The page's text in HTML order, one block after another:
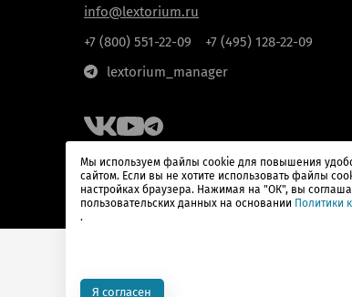
Мы используем файлы cookie для повышения
сайтом. Если вы не хотите использовать файлы
настройках браузера. Нажимая на "ОК", вы
пользовательских данных на основании Политики
.
Я согласен
info@lextorium.ru
+7 (800) 551-22-09
+7 (495) 128-22-09
lextorium_manager
© Lextorium, 2026